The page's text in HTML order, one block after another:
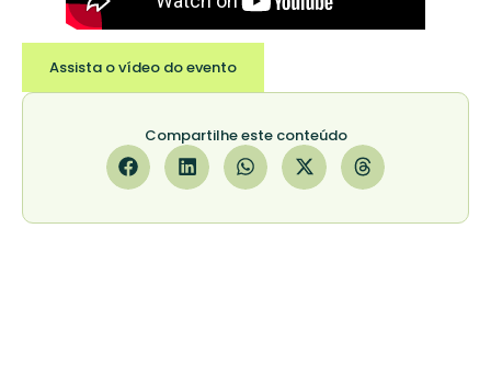
Assista o vídeo do evento
Compartilhe este conteúdo